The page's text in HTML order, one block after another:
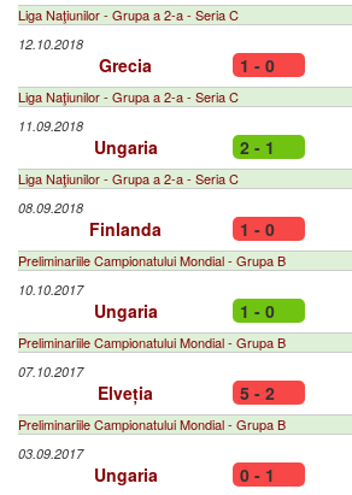
Liga Naţiunilor - Grupa a 2-a - Seria C
12.10.2018
Grecia 1 - 0
Liga Naţiunilor - Grupa a 2-a - Seria C
11.09.2018
Ungaria 2 - 1
Liga Naţiunilor - Grupa a 2-a - Seria C
08.09.2018
Finlanda 1 - 0
Preliminariile Campionatului Mondial - Grupa B
10.10.2017
Ungaria 1 - 0
Preliminariile Campionatului Mondial - Grupa B
07.10.2017
Elveția 5 - 2
Preliminariile Campionatului Mondial - Grupa B
03.09.2017
Ungaria 0 - 1